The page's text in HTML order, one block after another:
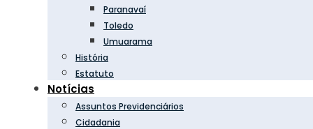
Paranavaí
Toledo
Umuarama
História
Estatuto
Notícias
Assuntos Previdenciários
Cidadania